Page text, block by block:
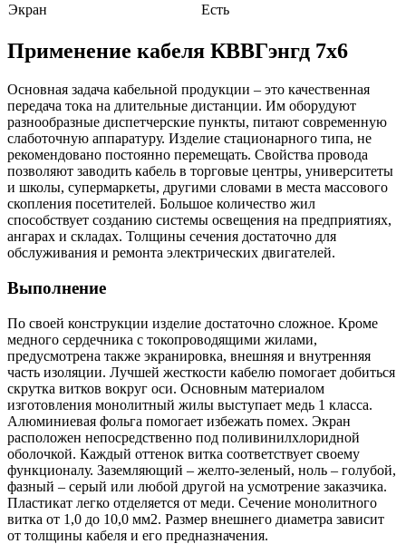
Экран
Есть
Применение кабеля КВВГэнгд 7х6
Основная задача кабельной продукции – это качественная
передача тока на длительные дистанции. Им оборудуют
разнообразные диспетчерские пункты, питают современную
слаботочную аппаратуру. Изделие стационарного типа, не
рекомендовано постоянно перемещать. Свойства провода
позволяют заводить кабель в торговые центры, университеты
и школы, супермаркеты, другими словами в места массового
скопления посетителей. Большое количество жил
способствует созданию системы освещения на предприятиях,
ангарах и складах. Толщины сечения достаточно для
обслуживания и ремонта электрических двигателей.
Выполнение
По своей конструкции изделие достаточно сложное. Кроме
медного сердечника с токопроводящими жилами,
предусмотрена также экранировка, внешняя и внутренняя
часть изоляции. Лучшей жесткости кабелю помогает добиться
скрутка витков вокруг оси. Основным материалом
изготовления монолитный жилы выступает медь 1 класса.
Алюминиевая фольга помогает избежать помех. Экран
расположен непосредственно под поливинилхлоридной
оболочкой. Каждый оттенок витка соответствует своему
функционалу. Заземляющий – желто-зеленый, ноль – голубой,
фазный – серый или любой другой на усмотрение заказчика.
Пластикат легко отделяется от меди. Сечение монолитного
витка от 1,0 до 10,0 мм2. Размер внешнего диаметра зависит
от толщины кабеля и его предназначения.